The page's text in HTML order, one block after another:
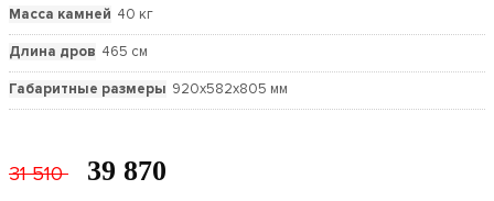
Масса камней 40 кг
Длина дров 465 см
Габаритные размеры 920x582x805 мм
31 510 39 870